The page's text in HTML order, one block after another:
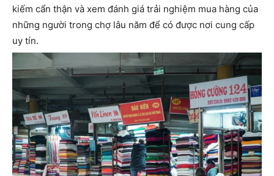
kiếm cẩn thận và xem đánh giá trải nghiệm mua hàng của
những người trong chợ lâu năm để có được nơi cung cấp
uy tín.